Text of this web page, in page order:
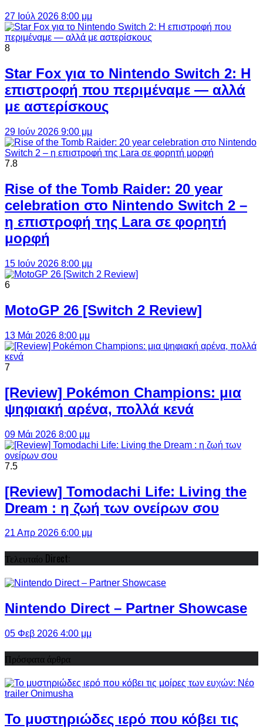
27 Ιούλ 2026 8:00 μμ
8
Star Fox για το Nintendo Switch 2: Η
επιστροφή που περιμέναμε — αλλά
με αστερίσκους
29 Ιούν 2026 9:00 μμ
7.8
Rise of the Tomb Raider: 20 year
celebration στο Nintendo Switch 2 –
η επιστροφή της Lara σε φορητή
μορφή
15 Ιούν 2026 8:00 μμ
6
MotoGP 26 [Switch 2 Review]
13 Μάι 2026 8:00 μμ
7
[Review] Pokémon Champions: μια
ψηφιακή αρένα, πολλά κενά
09 Μάι 2026 8:00 μμ
7.5
[Review] Tomodachi Life: Living the
Dream : η ζωή των ονείρων σου
21 Απρ 2026 6:00 μμ
Τελευταίο Direct:
Nintendo Direct – Partner Showcase
05 Φεβ 2026 4:00 μμ
Πρόσφατα άρθρα
Το μυστηριώδες ιερό που κόβει τις